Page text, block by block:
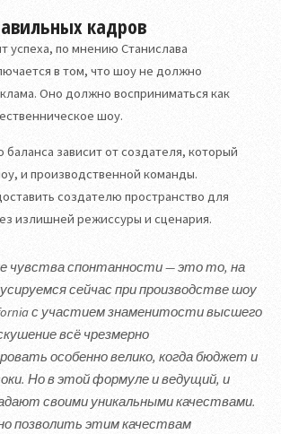
кадров
успеха, по мнению Станислава
в том, что шоу не должно
Оно должно восприниматься как
шоу.
зависит от создателя, который
и производственной команды.
создателю пространство для
излишней режиссуры и сценария.
чувства спонтанности — это то, на
сейчас при производстве шоу
с участием знаменитости высшего
всё чрезмерно
особенно велико, когда бюджет и
Но в этой формуле и ведущий, и
своими уникальными качествами.
позволить этим качествам